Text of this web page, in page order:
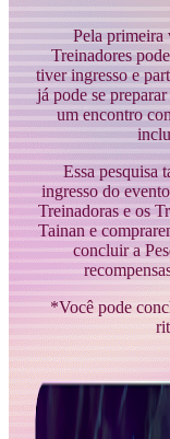
Pela primeira
Treinadores
tiver ingresso e
já pode se
um encontro
Essa pesquisa
ingresso do
Treinadoras e os
Tainan e
concluir a
*Você pode